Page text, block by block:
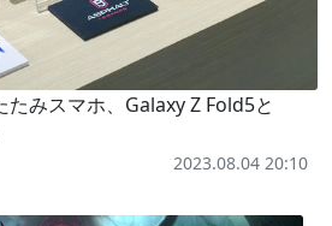
みスマホ、Galaxy Z Fold5と
2023.08.04 20:10